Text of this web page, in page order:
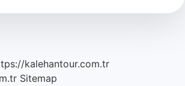
kalehantour.com.tr
Sitemap